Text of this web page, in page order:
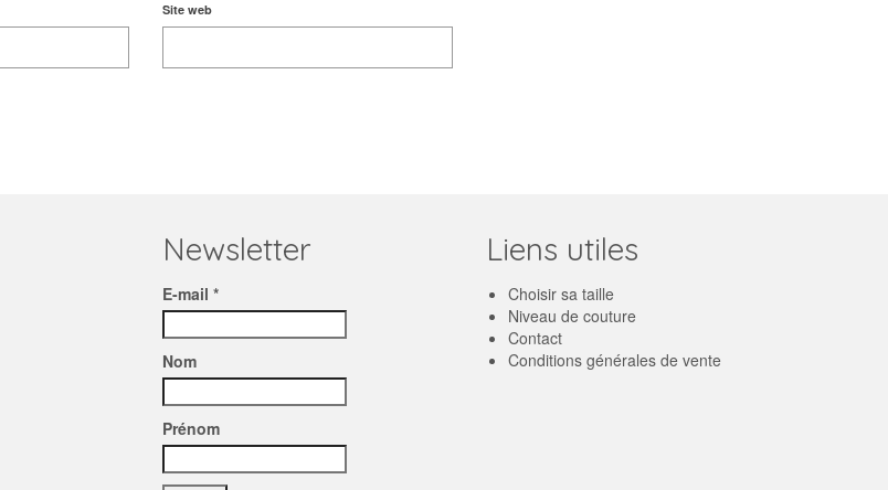
Site web
Newsletter
E-mail *
Nom
Prénom
Liens utiles
Choisir sa taille
Niveau de couture
Contact
Conditions générales de vente